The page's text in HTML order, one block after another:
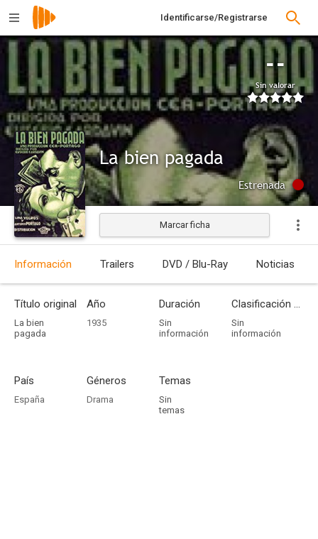
Identificarse/Registrarse
--
Sin valorar
La bien pagada
Estrenada
Marcar ficha
Información Trailers DVD / Blu-Ray Noticias
Título original
La bien
pagada
Año
1935
Duración
Sin
información
Clasificación por edades
Sin
información
País
España
Géneros
Drama
Temas
Sin
temas